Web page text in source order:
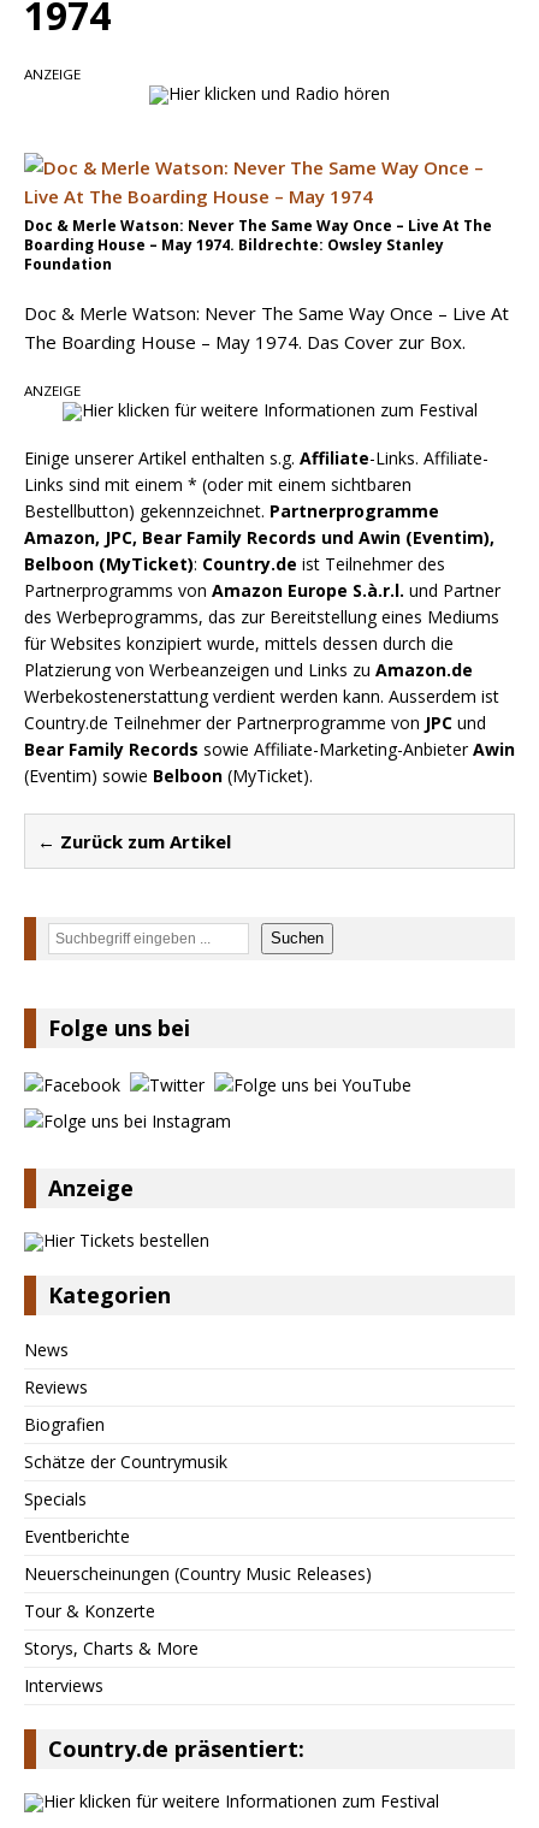
Talks“ – eine Hymne auf unvergessliche
1974
ANZEIGE
Doc & Merle Watson: Never The Same Way Once – Live At The
Boarding House – May 1974. Bildrechte: Owsley Stanley
Foundation
Doc & Merle Watson: Never The Same Way Once – Live At
The Boarding House – May 1974. Das Cover zur Box.
ANZEIGE
Einige unserer Artikel enthalten s.g. Affiliate-Links. Affiliate-
Links sind mit einem * (oder mit einem sichtbaren
Bestellbutton) gekennzeichnet. Partnerprogramme
Amazon, JPC, Bear Family Records und Awin (Eventim),
Belboon (MyTicket): Country.de ist Teilnehmer des
Partnerprogramms von Amazon Europe S.à.r.l. und Partner
des Werbeprogramms, das zur Bereitstellung eines Mediums
für Websites konzipiert wurde, mittels dessen durch die
Platzierung von Werbeanzeigen und Links zu Amazon.de
Werbekostenerstattung verdient werden kann. Ausserdem ist
Country.de Teilnehmer der Partnerprogramme von JPC und
Bear Family Records sowie Affiliate-Marketing-AnbieterAwin
(Eventim) sowie Belboon (MyTicket).
← Zurück zum Artikel
Suchen Suchen
Folge uns bei
Anzeige
Kategorien
News
Reviews
Biografien
Schätze der Countrymusik
Specials
Eventberichte
Neuerscheinungen (Country Music Releases)
Tour & Konzerte
Storys, Charts & More
Interviews
Country.de präsentiert: